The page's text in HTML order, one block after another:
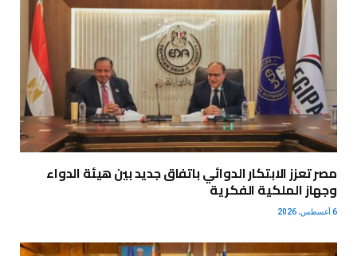
مصر تعزز الابتكار الدوائي باتفاق جديد بين هيئة الدواء
وجهاز الملكية الفكرية
6 أغسطس، 2026